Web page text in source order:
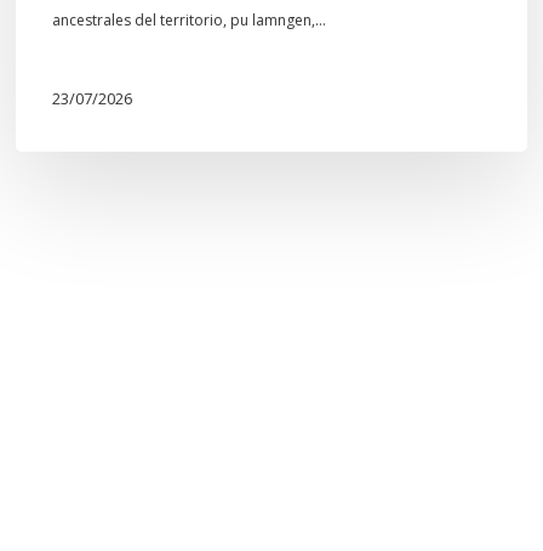
Mapuche»
ancestrales del territorio, pu lamngen,…
23/07/2026